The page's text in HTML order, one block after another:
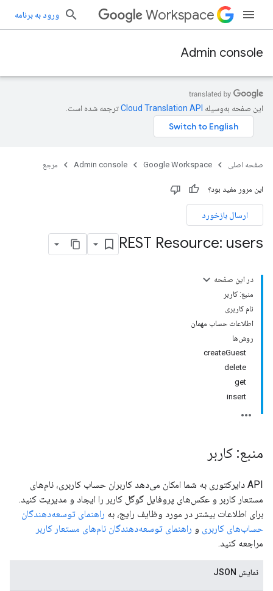
Workspace ورود به برنامه
Admin console
این صفحه به‌وسیله ترجمه شده است.
صفحه اصلی Google Workspace
Admin console مرجع
این مرور مفید بود؟
ارسال بازخورد
REST Resource: users
در این صفحه
منبع: کاربر
نام کاربری
اطلاعات حساب مهمان
روش‌ها
createGuest
delete
get
insert
منبع: کاربر
API دایرکتوری به شما امکان می‌دهد کاربران حساب کاربری، نام‌های
مستعار کاربر و عکس‌های پروفایل گوگل کاربر را ایجاد و مدیریت کنید.
برای اطلاعات بیشتر در مورد وظایف رایج، به راهنمای توسعه‌دهندگان
حساب‌های کاربری و راهنمای توسعه‌دهندگان نام‌های مستعار کاربر
مراجعه کنید.
نمایش JSON